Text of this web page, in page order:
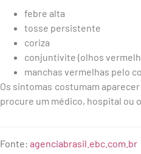
febre alta
tosse persistente
coriza
conjuntivite (olhos
manchas vermelhas pelo
Os sintomas costumam
procure um médico, hospital ou
Fonte: agenciabrasil.ebc.com.br